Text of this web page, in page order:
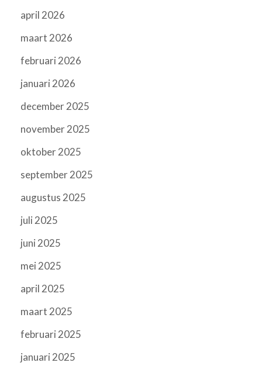
april 2026
maart 2026
februari 2026
januari 2026
december 2025
november 2025
oktober 2025
september 2025
augustus 2025
juli 2025
juni 2025
mei 2025
april 2025
maart 2025
februari 2025
januari 2025